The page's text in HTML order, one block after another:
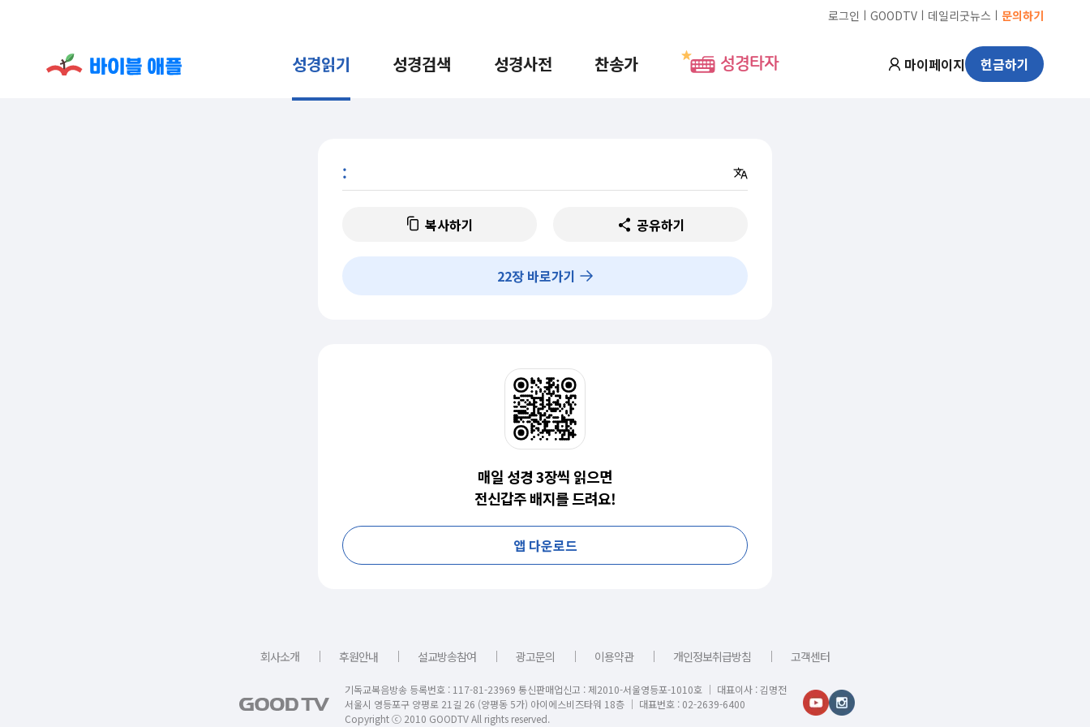
로그인 ㅣ GOODTV ㅣ 데일리굿뉴스 ㅣ 문의하기
성경읽기 성경검색 성경사전 찬송가 성경타자 마이페이지 헌금하기
:
복사하기 공유하기
22장 바로가기
매일 성경 3장씩 읽으면
전신갑주 배지를 드려요!
앱 다운로드
회사소개 ｜ 후원안내 ｜ 설교방송참여 ｜ 광고문의 ｜ 이용약관 ｜ 개인정보취급방침 ｜ 고객센터
기독교복음방송 등록번호 : 117-81-23969 통신판매업신고 : 제2010-서울영등포-1010호 │ 대표이사 : 김명전
서울시 영등포구 양평로 21길 26 (양평동 5가) 아이에스비즈타워 18층 │ 대표번호 : 02-2639-6400
Copyright ⓒ 2010 GOODTV All rights reserved.